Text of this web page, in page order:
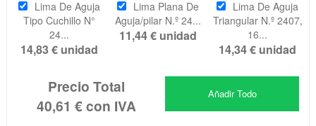
Lima De Aguja
Tipo Cuchillo N°
24...
14,83 € unidad
Lima Plana De
Aguja/pilar N.º 24...
11,44 € unidad
Lima De Aguja
Triangular N.º 2407,
16...
14,34 € unidad
Precio Total
40,61 €con IVA
Añadir Todo